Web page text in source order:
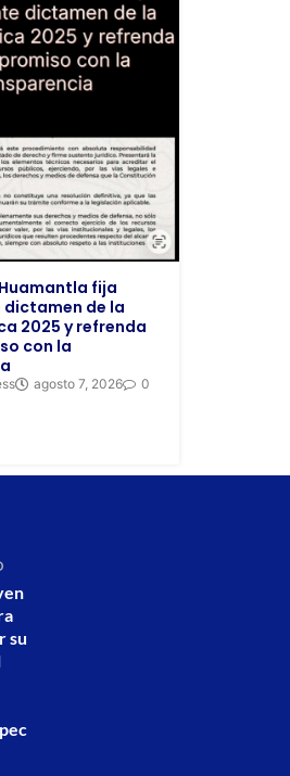
fija
de la
2025 y refrenda
con la
agosto 7, 2026 0
su